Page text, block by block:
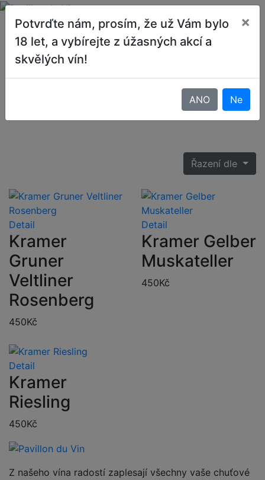
Rakouská vína
Řazení dle
Detail
Kramer
Gruner
Veltliner
Rosenberg
450Kč
Detail
Kramer Gelber
Muskateller
450Kč
Detail
Kramer
Riesling
450Kč
Z našeho vína radostí zaplesají všechny vaše chuťové
Potvrďte nám, prosím, že už Vám bylo
18 let, a vybírejte z úžasných akcí a
skvělých vín!
×
ANO Ne